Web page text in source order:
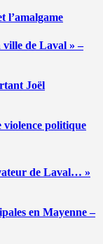
l’amalgame
de Laval » –
Joël
violence politique
de Laval… »
en Mayenne –